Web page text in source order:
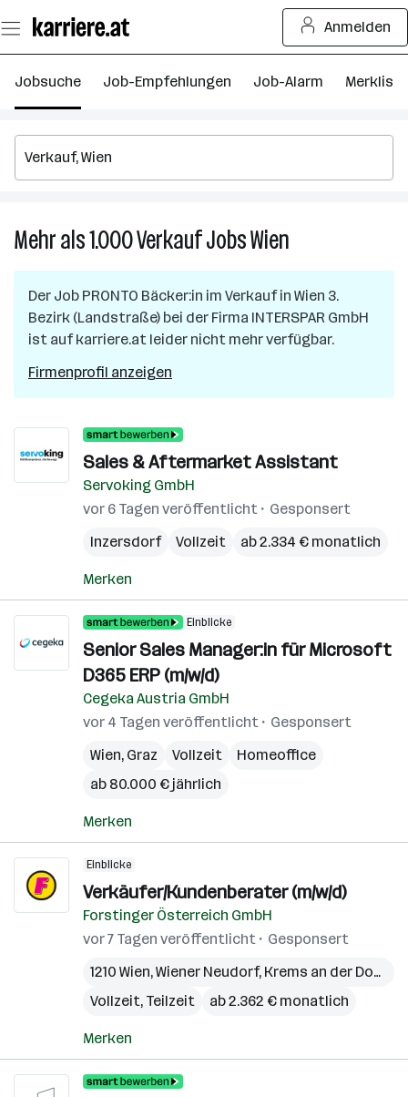
Seiteninhalt
springen
Anmelden
Jobsuche Job-Empfehlungen Job-Alarm Merkliste
Mehr als 1.000VerkaufJobsWien
Verkauf
Jobs
in
Der Job PRONTO Bäcker:in im Verkaufin Wien 3.
Bezirk (Landstraße) bei der Firma INTERSPAR GmbH
ist auf karriere.at leider nicht mehr verfügbar.
Firmenprofil anzeigen
Sales & Aftermarket Assistant
Servoking GmbH
vor 6 Tagen veröffentlicht
Gesponsert
Inzersdorf
Vollzeit ab 2.334 € monatlich
Merken
Einblicke
Senior Sales Manager:in für Microsoft
D365 ERP (m/w/d)
Cegeka Austria GmbH
vor 4 Tagen veröffentlicht
Gesponsert
Wien, Graz Vollzeit
Homeoffice
ab 80.000 € jährlich
Merken
Einblicke
Verkäufer/Kundenberater (m/w/d)
Forstinger Österreich GmbH
vor 7 Tagen veröffentlicht
Gesponsert
1210 Wien,Wiener Neudorf, Krems an der Donau
Vollzeit, Teilzeit
ab 2.362 € monatlich
Merken